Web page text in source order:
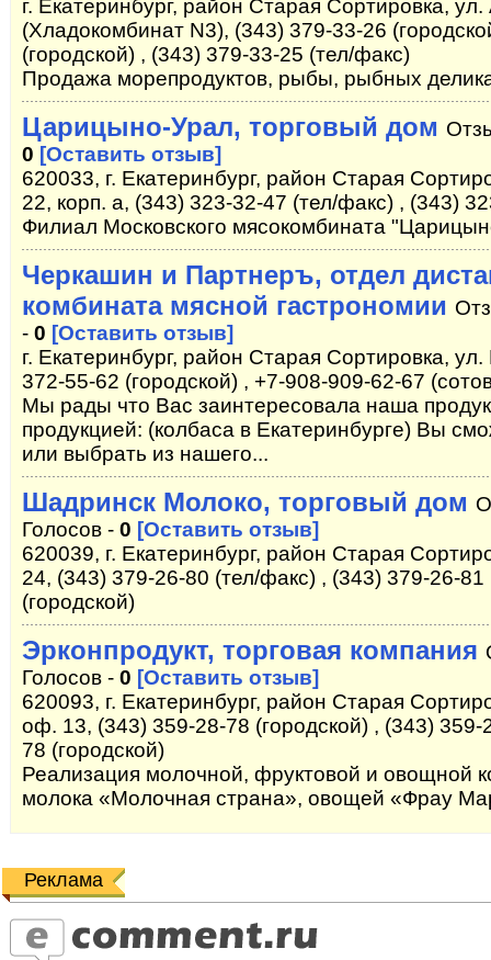
г. Екатеринбург, район Старая Сортировка,
(Хладокомбинат N3), (343) 379-33-26
(городской) , (343) 379-33-25 (тел/факс)
Продажа морепродуктов, рыбы, рыбных
Царицыно-Урал, торговый дом
0 [Оставить отзыв]
620033, г. Екатеринбург, район Старая
22, корп. а, (343) 323-32-47 (тел/факс) , (343)
Филиал Московского мясокомбината
Черкашин и Партнеръ, отдел
комбината мясной гастрономии
- 0 [Оставить отзыв]
г. Екатеринбург, район Старая Сортировка,
372-55-62 (городской) , +7-908-909-62-67
Мы рады что Вас заинтересовала наша
продукцией: (колбаса в Екатеринбурге) Вы
или выбрать из нашего...
Шадринск Молоко, торговый дом
Голосов - 0 [Оставить отзыв]
620039, г. Екатеринбург, район Старая
24, (343) 379-26-80 (тел/факс) , (343) 379-26-
(городской)
Эрконпродукт, торговая компания
Голосов - 0 [Оставить отзыв]
620093, г. Екатеринбург, район Старая
оф. 13, (343) 359-28-78 (городской) , (343)
78 (городской)
Реализация молочной, фруктовой и овощной
молока «Молочная страна», овощей «Фрау
Реклама